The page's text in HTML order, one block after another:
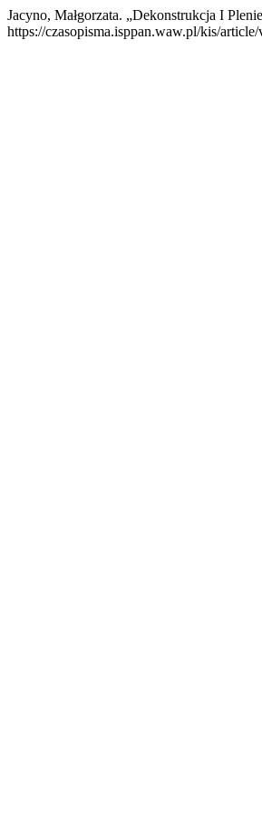
Jacyno, Małgorzata. „Dekonstrukcja I
https://czasopisma.isppan.waw.pl/kis/